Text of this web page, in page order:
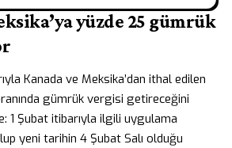
yüzde 25 gümrük
Kanada ve Meksika’dan ithal edilen
gümrük vergisi getireceğini
1 Şubat itibarıyla ilgili uygulama
yeni tarihin 4 Şubat Salı olduğu